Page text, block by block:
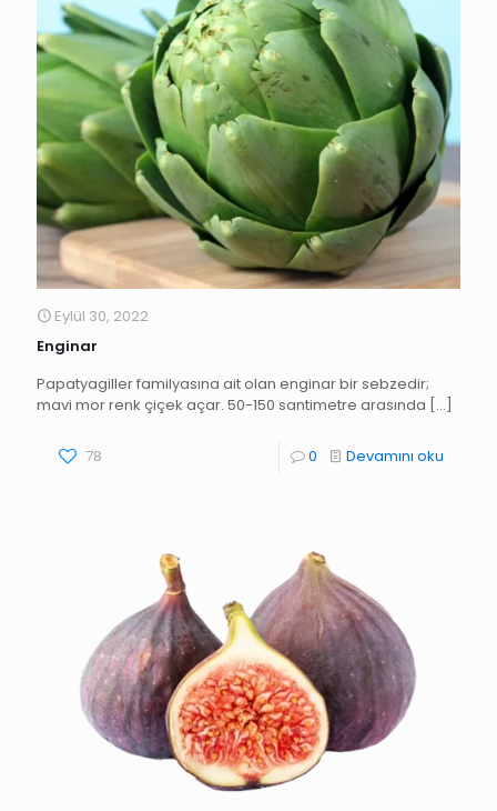
Eylül 30, 2022
Enginar
Papatyagiller familyasına ait olan enginar bir sebzedir;
mavi mor renk çiçek açar. 50-150 santimetre arasında […]
78 0 Devamını oku